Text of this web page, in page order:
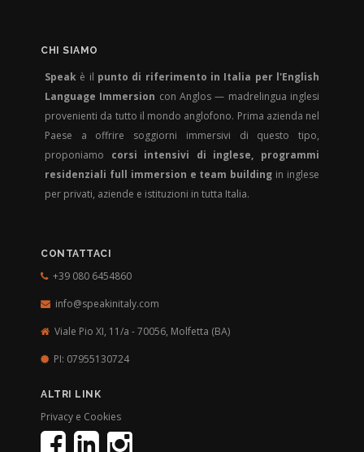
CHI SIAMO
Speak è il punto di riferimento in Italia per l'English
Language Immersion con Anglos — madrelingua inglesi
provenienti da tutto il mondo anglofono. Prima azienda nel
Paese a offrire soggiorni immersivi di questo tipo,
proponiamo corsi intensivi di inglese, programmi
residenziali full immersion e team building in inglese
per privati, aziende e istituzioni in tutta Italia.
CONTATTACI
+39 080 6454860
info@speakinitaly.com
Viale Pio XI, 11/a - 70056, Molfetta (BA)
PI: 07955130724
ALTRI LINK
Privacy e Cookies